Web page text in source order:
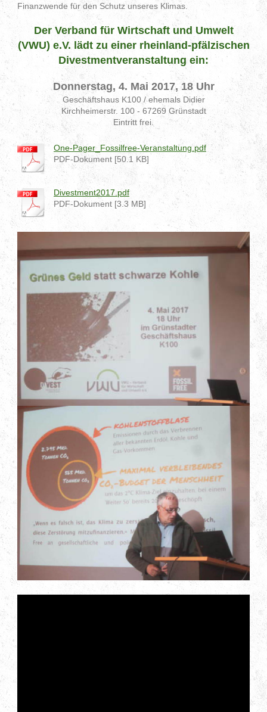
Finanzwende für den Schutz unseres Klimas.
Der Verband für Wirtschaft und Umwelt
(VWU) e.V. lädt zu einer rheinland-pfälzischen
Divestmentveranstaltung ein:
Donnerstag, 4. Mai 2017, 18 Uhr
Geschäftshaus K100 / ehemals Didier
Kirchheimerstr. 100 - 67269 Grünstadt
Eintritt frei.
One-Pager_Fossilfree-Veranstaltung.pdf
PDF-Dokument [50.1 KB]
Divestment2017.pdf
PDF-Dokument [3.3 MB]